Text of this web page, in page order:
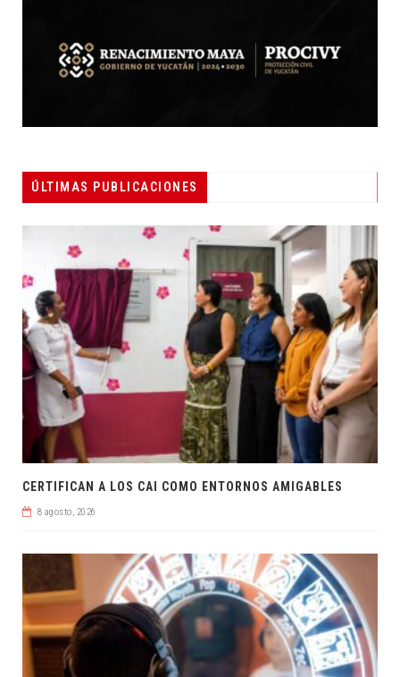
ÚLTIMAS PUBLICACIONES
CERTIFICAN A LOS CAI COMO ENTORNOS AMIGABLES
8 agosto, 2026